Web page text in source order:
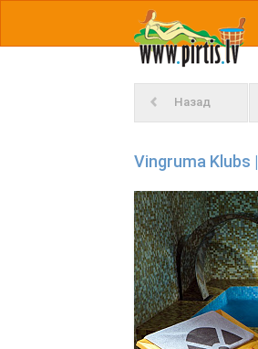
Назад
Vingruma Klubs |